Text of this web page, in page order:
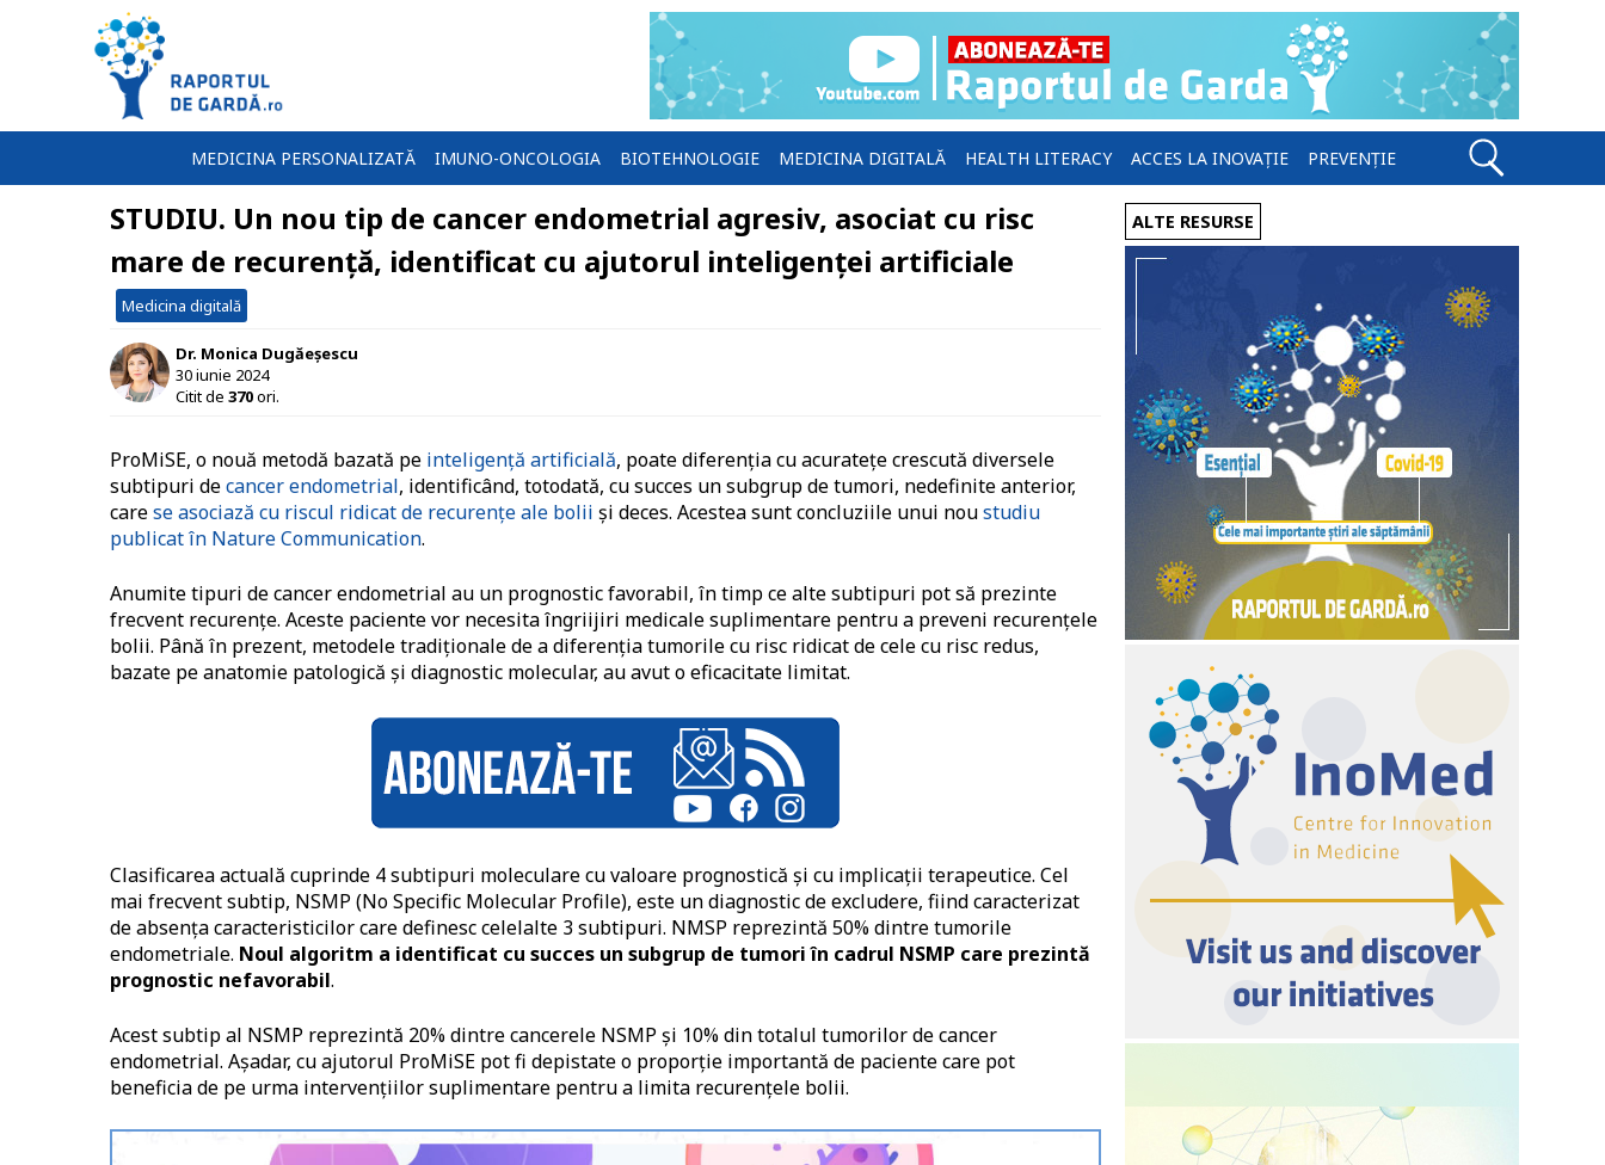
MEDICINA PERSONALIZATĂ IMUNO-ONCOLOGIA BIOTEHNOLOGIE MEDICINA DIGITALĂ HEALTH LITERACY ACCES LA INOVAȚIE PREVENȚIE
STUDIU. Un nou tip de cancer endometrial agresiv, asociat cu risc
mare de recurență, identificat cu ajutorul inteligenței artificiale
Medicina digitală
Dr. Monica Dugăeșescu
30 iunie 2024
Citit de 370ori.
ProMiSE, o nouă metodă bazată pe inteligenţă artificială, poate diferenţia cu acurateţe crescută diversele
subtipuri decancer endometrial, identificând, totodată, cu succes un subgrup de tumori, nedefinite anterior,
carese asociază cu riscul ridicat de recurenţe ale bolii şi deces. Acestea sunt concluziile unui noustudiu
publicat în Nature Communication.
Anumite tipuri de cancer endometrial au un prognostic favorabil, în timp ce alte subtipuri pot să prezinte
frecvent recurenţe. Aceste paciente vor necesita îngriijiri medicale suplimentare pentru a preveni recurenţele
bolii. Până în prezent, metodele tradiţionale de a diferenţia tumorile cu risc ridicat de cele cu risc redus,
bazate pe anatomie patologică şi diagnostic molecular, au avut o eficacitate limitat.
Clasificarea actuală cuprinde 4 subtipuri moleculare cu valoare prognostică şi cu implicaţii terapeutice. Cel
mai frecvent subtip, NSMP (No Specific Molecular Profile), este un diagnostic de excludere, fiind caracterizat
de absenţa caracteristicilor care definesc celelalte 3 subtipuri. NMSP reprezintă 50% dintre tumorile
endometriale. Noul algoritm a identificat cu succes un subgrup de tumori în cadrul NSMP care prezintă
prognostic nefavorabil.
Acest subtip al NSMP reprezintă 20% dintre cancerele NSMP şi 10% din totalul tumorilor de cancer
endometrial. Aşadar, cu ajutorul ProMiSE pot fi depistate o proporţie importantă de paciente care pot
beneficia de pe urma intervenţiilor suplimentare pentru a limita recurenţele bolii.
ALTE RESURSE